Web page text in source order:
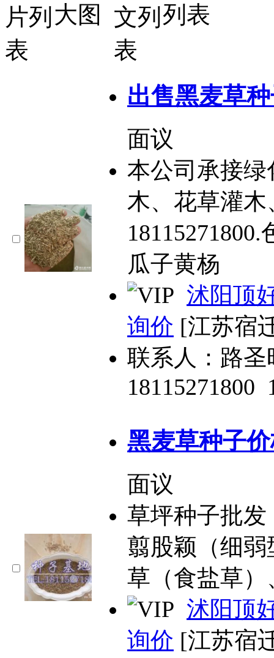
大图 列表
出售黑麦草
面议
本公司承接
木、花草灌
瓜子黄杨
沭阳顶
询价 [江苏宿
联系人：路圣
18115271800
黑麦草种子
面议
草坪种子批
翦股颖（细
草（食盐草
沭阳顶
询价 [江苏宿